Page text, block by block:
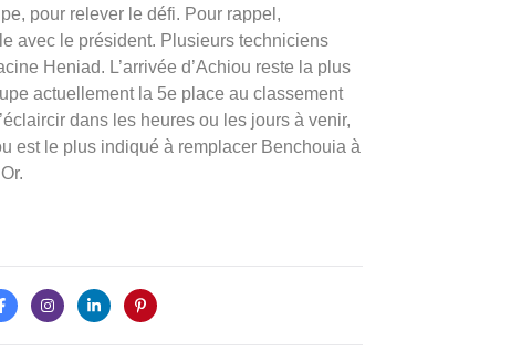
pour relever le défi. Pour rappel,
avec le président. Plusieurs techniciens
Heniad. L’arrivée d’Achiou reste la plus
actuellement la 5e place au classement
dans les heures ou les jours à venir,
est le plus indiqué à remplacer Benchouia à